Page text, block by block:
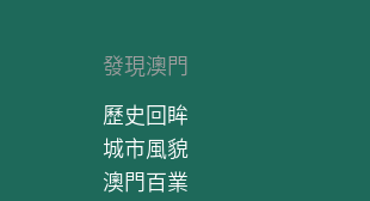
發現澳門
歷史回眸
城市風貌
澳門百業